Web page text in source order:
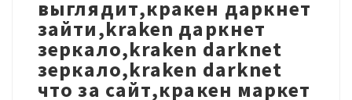
выглядит,кракен даркнет
зайти,kraken даркнет
зеркало,kraken darknet
зеркало,kraken darknet
что за сайт,кракен маркет